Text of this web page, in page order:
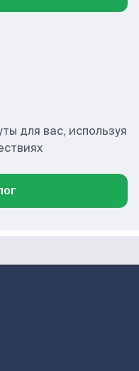
для вас, используя